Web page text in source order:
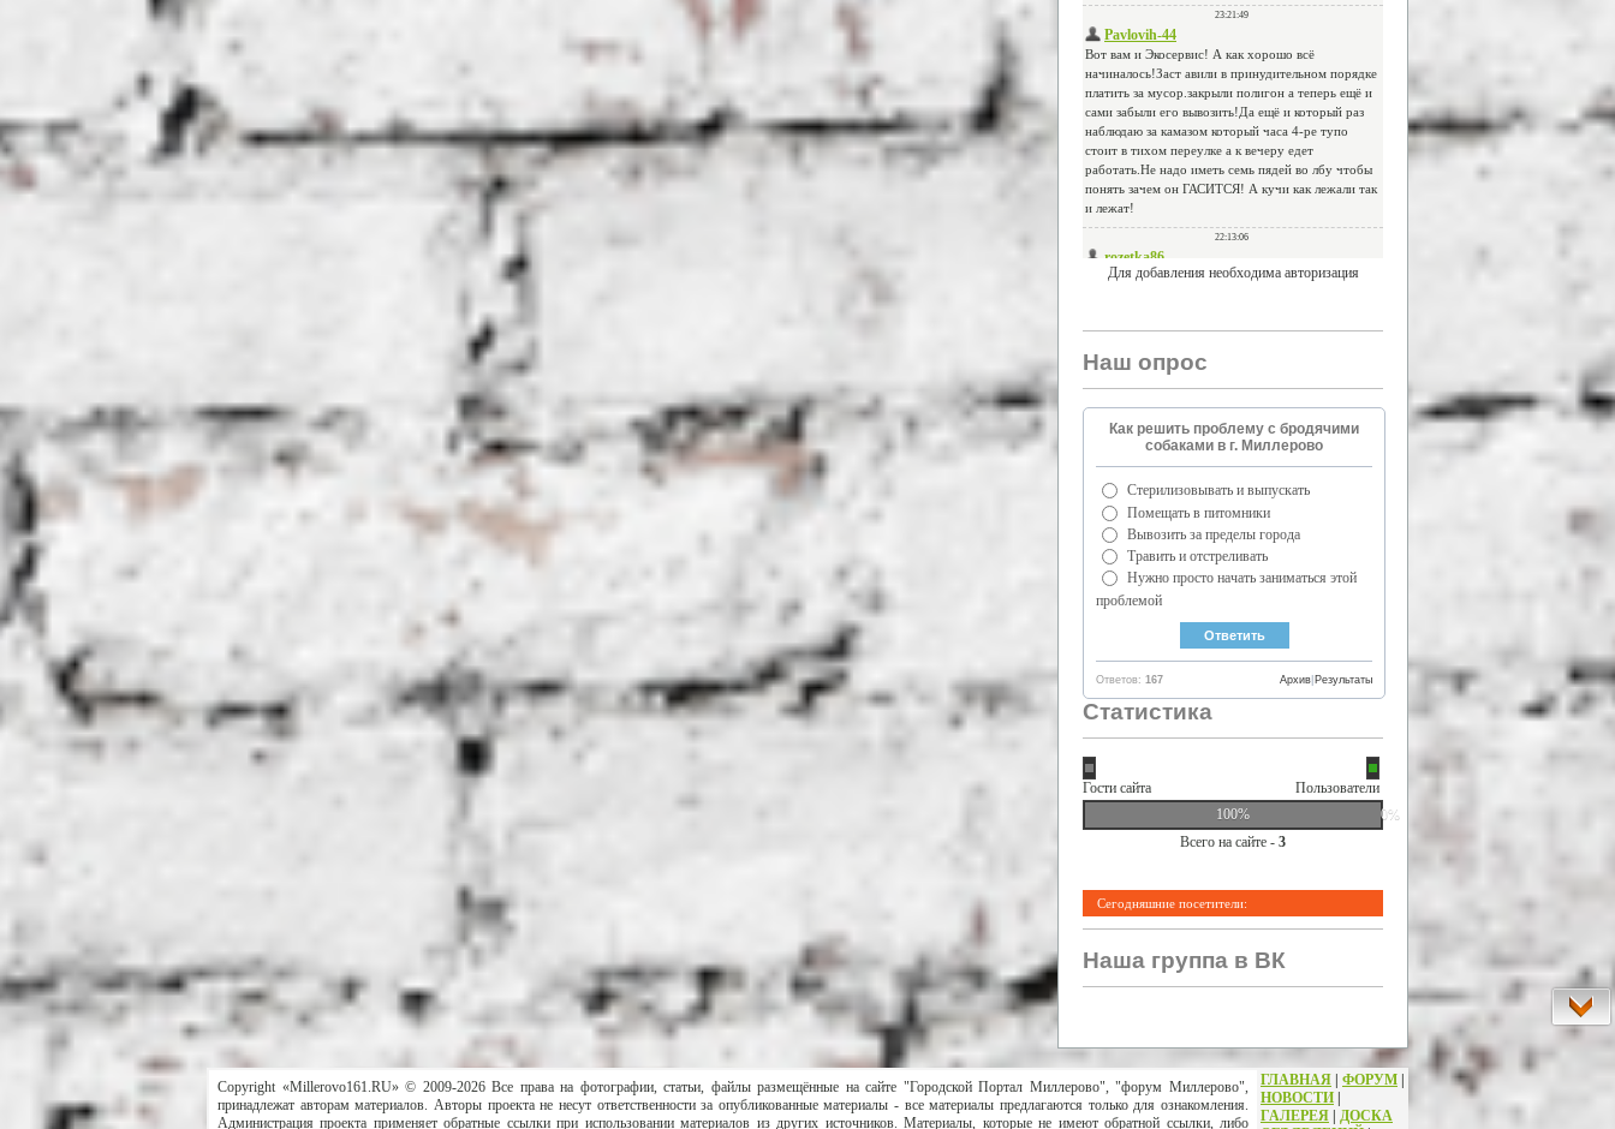
Для добавления необходима авторизация
Наш опрос
Как решить проблему с бродячими
собаками в г. Миллерово
Стерилизовывать и выпускать
Помещать в питомники
Вывозить за пределы города
Травить и отстреливать
Нужно просто начать заниматься этой
проблемой
Ответов: 167 Результаты
Архив
Статистика
Гости сайта
Пользователи
100%
0%
Всего на сайте - 3
Сегодняшние посетители:
Наша группа в ВК
Copyright «Millerovo161.RU» © 2009-2026 Все права на фотографии, статьи, файлы размещённые на сайте "Городской Портал Миллерово", "форум Миллерово",
принадлежат авторам материалов. Авторы проекта не несут ответственности за опубликованные материалы - все материалы предлагаются только для ознакомления.
Администрация проекта применяет обратные ссылки при использовании материалов из других источников. Материалы, которые не имеют обратной ссылки, либо
ГЛАВНАЯ | ФОРУМ |
НОВОСТИ |
ГАЛЕРЕЯ | ДОСКА